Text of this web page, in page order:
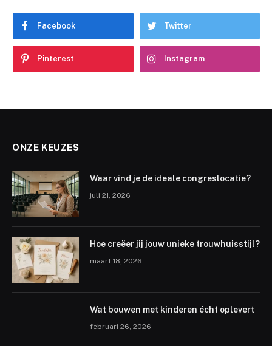
Facebook Twitter
Pinterest Instagram
ONZE KEUZES
Waar vind je de ideale congreslocatie?
juli 21, 2026
Hoe creëer jij jouw unieke trouwhuisstijl?
maart 18, 2026
Wat bouwen met kinderen écht oplevert
februari 26, 2026